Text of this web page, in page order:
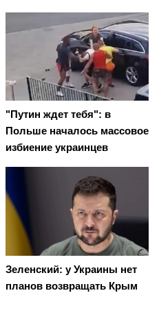
"Путин ждет тебя": в
Польше началось массовое
избиение украинцев
Зеленский: у Украины нет
планов возвращать Крым